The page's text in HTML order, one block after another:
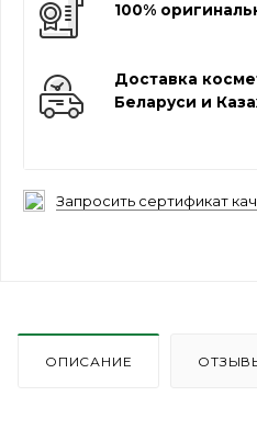
100%
Доставка
Беларуси и
Запросить сертификат
ОПИСАНИЕ